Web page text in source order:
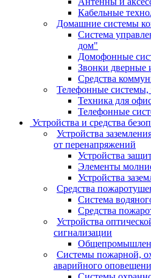
Кабельные
Домашние системы
Система
дом"
Домофонные
Звонки дверные
Средства
Телефонные системы,
Техника для
Телефонные
Устройства и средства
Устройства
от перенапряжений
Устройства
Элементы
Устройства
Средства
Система
Средства
Устройства
сигнализации
Системы пожарной,
аварийного